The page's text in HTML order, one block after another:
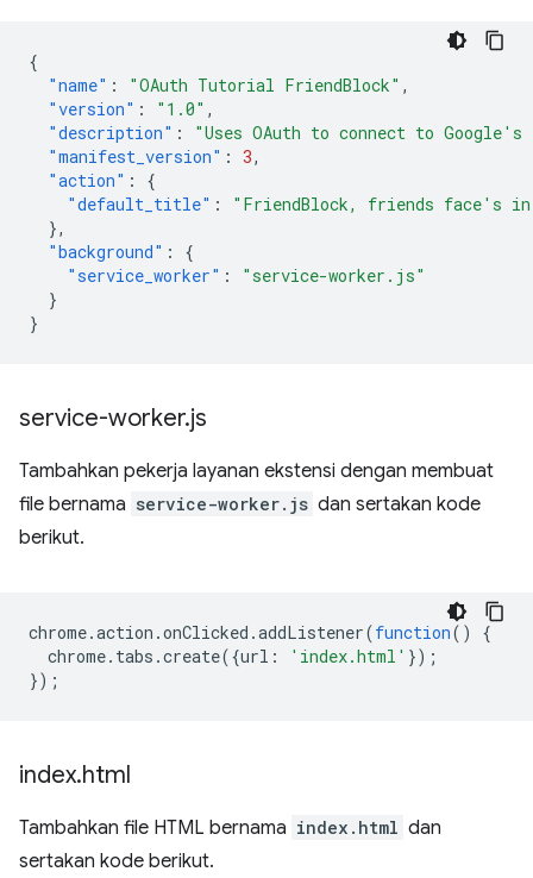
{
"name" : "OAuth Tutorial FriendBlock" ,
"version" : "1.0" ,
"description" :
"Uses OAuth to connect to
"manifest_version" : 3,
"action" :
{
"default_title" :
"FriendBlock, friends face's
},
"background" :
{
"service_worker" :
"service-worker.js"
}
}
service-worker.js
Tambahkan pekerja layanan ekstensi dengan membuat
file bernama service-worker.js dan sertakan kode
berikut.
chrome.action .onClicked .addListener(function()
{
chrome. tabs .create({url : 'index.html' });
});
index.html
Tambahkan file HTML bernama index.html dan
sertakan kode berikut.